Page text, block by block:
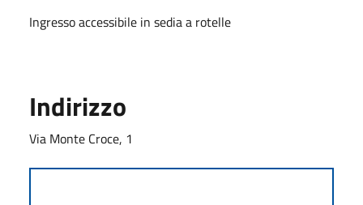
Ingresso accessibile in sedia a rotelle
Indirizzo
Via Monte Croce, 1